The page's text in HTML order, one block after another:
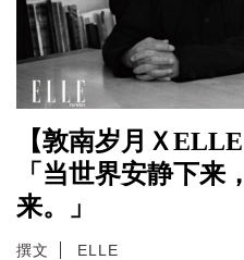
【敦南岁月Ｘ
「当世界安静下来
来。」
撰文 ELLE